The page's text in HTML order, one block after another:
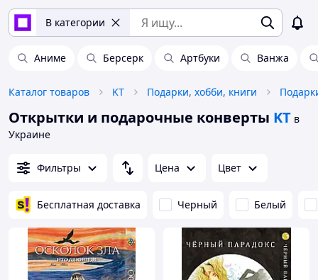
В категории
Аниме Берсерк Артбуки Ванжа
Каталог товаров KT Подарки, хобби, книги
Открытки и подарочные конверты KT в
Украине
Фильтры Цена Цвет
Бесплатная доставка Черный Белый